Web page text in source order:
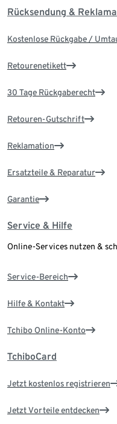
Rücksendung &
Kostenlose Rückgabe /
Retourenetikett
30 Tage Rückgaberecht
Retouren-Gutschrift
Reklamation
Ersatzteile & Reparatur
Garantie
Service & Hilfe
Online-Services nutzen &
Service-Bereich
Hilfe & Kontakt
Tchibo Online-Konto
TchiboCard
Jetzt kostenlos registrieren
Jetzt Vorteile entdecken